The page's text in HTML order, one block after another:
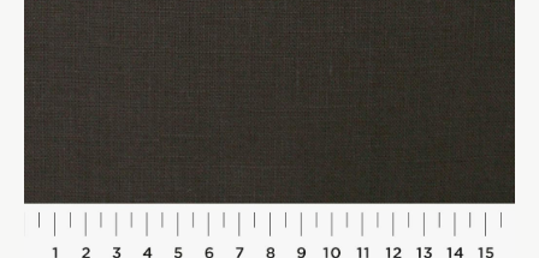
I TESSUTI
La Stagione Primavera/Estate
Le caratteristiche